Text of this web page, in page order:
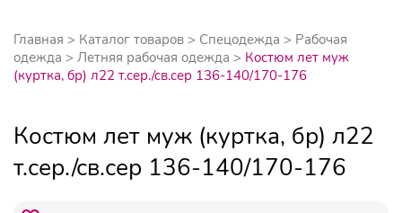
Главная Каталог товаров Спецодежда
Рабочая
одежда
Летняя рабочая одежда
Костюм лет муж
(куртка, бр) л22 т.сер./св.сер 136-140/170-176
Костюм лет муж (куртка, бр) л22
т.сер./св.сер 136-140/170-176